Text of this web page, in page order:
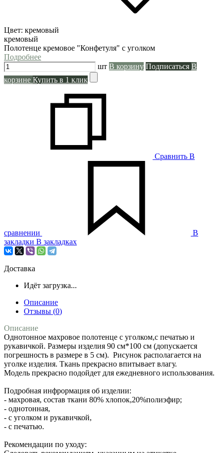
Цвет: кремовый
кремовый
Полотенце кремовое "Конфетуля" с уголком
Подробнее
шт В корзину Подписаться В
корзине Купить в 1 клик
Сравнить В
сравнении
В
закладки В закладках
Доставка
Идёт загрузка...
Описание
Отзывы (0)
Описание
Однотонное махровое полотенце с уголком,с печатью и
рукавичкой. Размеры изделия 90 см*100 см (допускается
погрешность в размере в 5 см). Рисунок располагается на
уголке изделия. Ткань прекрасно впитывает влагу.
Модель прекрасно подойдет для ежедневного использования.
Подробная инфрормация об изделии:
- махровая, состав ткани 80% хлопок,20%полиэфир;
- однотонная,
- с уголком и рукавичкой,
- с печатью.
Рекомендации по уходу: